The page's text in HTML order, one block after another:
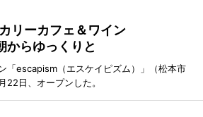
リーカフェ＆ワイン
らゆっくりと
「escapism（エスケイピズム）」（松本市
22日、オープンした。